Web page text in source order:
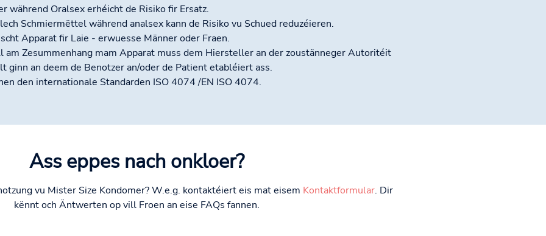
während Oralsex erhéicht de Risiko fir Ersatz.
Schmiermëttel während analsex kann de Risiko vu Schued reduzéieren.
Apparat fir Laie - erwuesse Männer oder Fraen.
am Zesummenhang mam Apparat muss dem Hiersteller an der zoustänneger Autoritéit
ginn an deem de Benotzer an/oder de Patient etabléiert ass.
den internationale Standarden ISO 4074 /EN ISO 4074.
Ass eppes nach onkloer?
vu Mister Size Kondomer? W.e.g. kontaktéiert eis mat eisem Kontaktformular. Dir
kënnt och Äntwerten op vill Froen an eise FAQs fannen.